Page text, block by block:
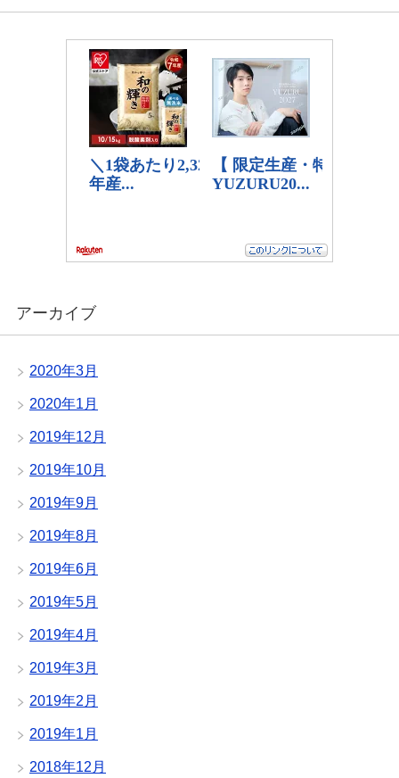
アーカイブ
2020年3月
2020年1月
2019年12月
2019年10月
2019年9月
2019年8月
2019年6月
2019年5月
2019年4月
2019年3月
2019年2月
2019年1月
2018年12月